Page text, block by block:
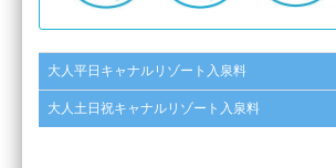
大人平日キャナルリゾート入泉料
大人土日祝キャナルリゾート入泉料